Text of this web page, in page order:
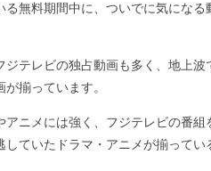
無料期間中に、ついでに気になる
テレビの独占動画も多く、地上
揃っています。
ニメには強く、フジテレビの番
ていたドラマ・アニメが揃ってい